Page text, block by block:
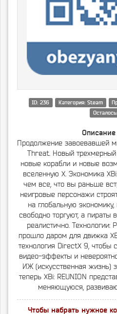
ID: 236 Категория: Steam
Осталось:
Продолжение завоевавшей
Threat. Новый
новые корабли и новые
вселенную X. Экономика
чем все, что вы раньше
неигровые персонажи
на глобальную
свободно торгуют, а пираты
реалистично. Технологии:
прошло даром для движка
технология DirectX 9, чтобы
видео-эффекты и
ИЖ (искусственная жизнь)
теперь XВі: REUNION
меняющуюся,
Чтобы набрать нужное